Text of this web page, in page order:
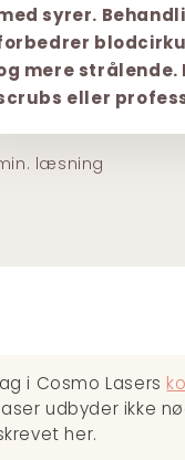
syrer.
mere strålende.
eller
læsning
i Cosmo Lasers
udbyder ikke
her.